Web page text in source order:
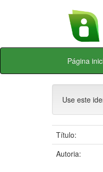
Skip
Página
Use este
Título:
Autoria: